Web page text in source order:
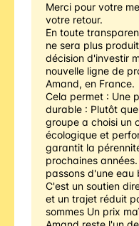
Merci pour votre
votre retour.
En toute
ne sera plus
décision d'investir
nouvelle ligne de
Amand, en France.
Cela permet : Une
durable : Plutôt
groupe a choisi un
écologique et
garantit la
prochaines
passons d'une eau
C'est un soutien
et un trajet réduit
sommes Un prix